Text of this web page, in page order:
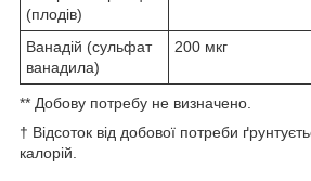
(плодів)
Ванадій (сульфат
ванадила)
200 мкг
** Добову потребу не визначено.
† Відсоток від добової потреби
калорій.